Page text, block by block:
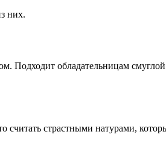
них.
Подходит обладательницам
страстными натурами,